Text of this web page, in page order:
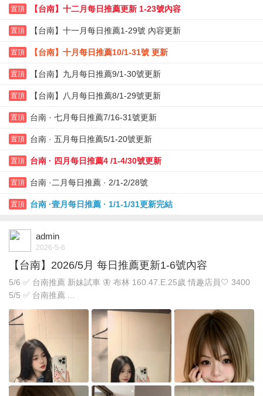
置頂 【台南】十二月每日推薦更新 1-23號內容
置頂 【台南】十一月每日推薦1-29號 內容更新
置頂 【台南】十月每日推薦10/1-31號 更新
置頂 【台南】九月每日推薦9/1-30號更新
置頂 【台南】八月每日推薦8/1-29號更新
置頂 台南 · 七月每日推薦7/16-31號更新
置頂 台南 · 五月每日推薦5/1-20號更新
置頂 台南 · 四月每日推薦4 /1-4/30號更新
置頂 台南 ·二月每日推薦 · 2/1-2/28號
置頂 台南 ·壹月每日推薦 · 1/1-1/31更新完結
admin
2026-5-6
【台南】2026/5月 每日推薦更新1-6號內容
5/6 ✅ 台南推薦 新妹試車 🦋 布林 160.47.E.25歲 情趣店員🤍 3400
5/5 ✅ 台南推薦 ...